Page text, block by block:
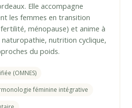
Elle accompagne
les femmes en transition
ménopause) et anime à
naturopathie, nutrition cyclique,
du poids.
(OMNES)
féminine intégrative